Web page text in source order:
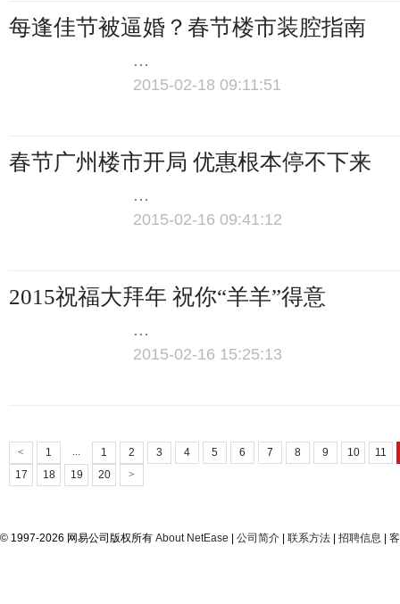
每逢佳节被逼婚？春节楼市装腔指南
...
2015-02-18 09:11:51
春节广州楼市开局 优惠根本停不下来
...
2015-02-16 09:41:12
2015祝福大拜年 祝你“羊羊”得意
...
2015-02-16 15:25:13
< 1 ... 1 2 3 4 5 6 7 8 9 10
11
17
18 19 20 >
© 1997-2026 网易公司版权所有 About NetEase 公司简介 联系方法 招聘信息